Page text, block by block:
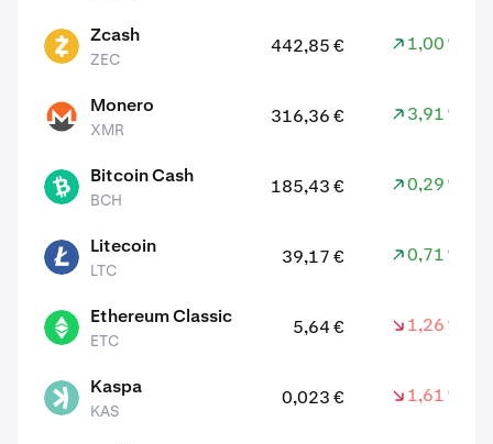
ZEC Zcash
ZEC
442,85 € 1,00 %
XMR Monero
XMR
316,36 € 3,91 %
BCH Bitcoin Cash
BCH
185,43 € 0,29 %
LTC Litecoin
LTC
39,17 € 0,71 %
ETC Ethereum Classic
ETC
5,64 € 1,26 %
KAS Kaspa
KAS
0,023 € 1,61 %